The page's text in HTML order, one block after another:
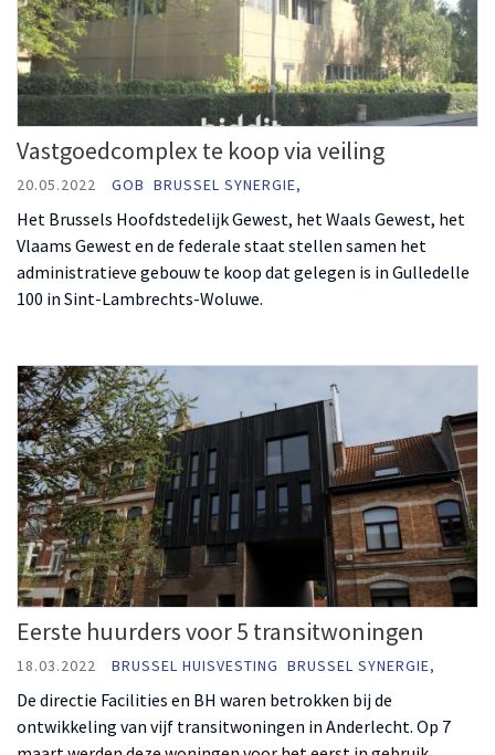
Vastgoedcomplex te koop via veiling
20.05.2022 GOB BRUSSEL SYNERGIE,
Het Brussels Hoofdstedelijk Gewest, het Waals Gewest, het
Vlaams Gewest en de federale staat stellen samen het
administratieve gebouw te koop dat gelegen is in Gulledelle
100 in Sint-Lambrechts-Woluwe.
Eerste huurders voor 5 transitwoningen
18.03.2022 BRUSSEL HUISVESTING BRUSSEL SYNERGIE,
De directie Facilities en BH waren betrokken bij de
ontwikkeling van vijf transitwoningen in Anderlecht. Op 7